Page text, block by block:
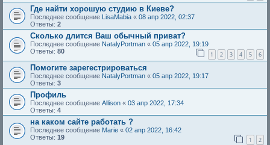
Где найти хорошую студию в Киеве?
Последнее сообщение LisaMabia « 08 апр 2022, 02:37
Ответы: 2
Сколько длится Ваш обычный приват?
Последнее сообщение NatalyPortman « 05 апр 2022, 19:19
Ответы: 80 1 2 3 4 5 6
Помогите зарегестрироваться
Последнее сообщение NatalyPortman « 05 апр 2022, 19:17
Ответы: 3
Профиль
Последнее сообщение Allison « 03 апр 2022, 17:34
Ответы: 4
на каком сайте работать ?
Последнее сообщение Marie « 02 апр 2022, 16:42
Ответы: 19 1 2